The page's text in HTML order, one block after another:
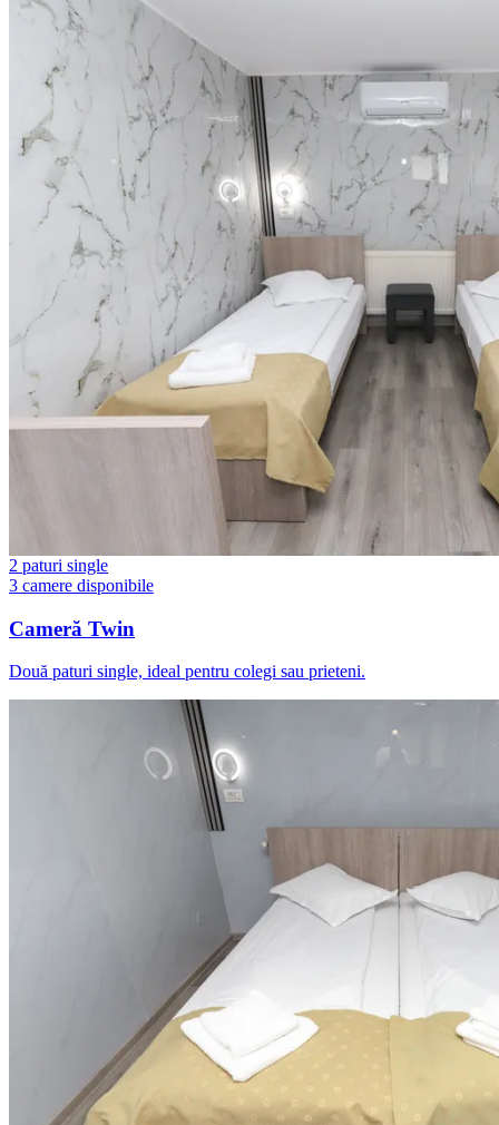
2 paturi single
3 camere disponibile
Cameră Twin
Două paturi single, ideal pentru colegi sau prieteni.